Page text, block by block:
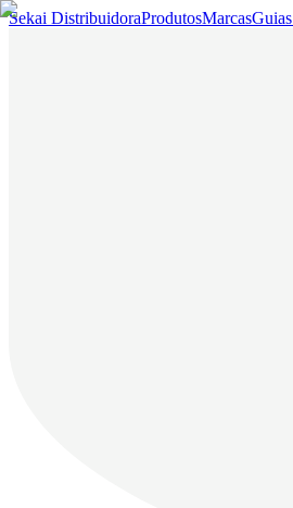
Sekai DistribuidoraProdutosMarcas